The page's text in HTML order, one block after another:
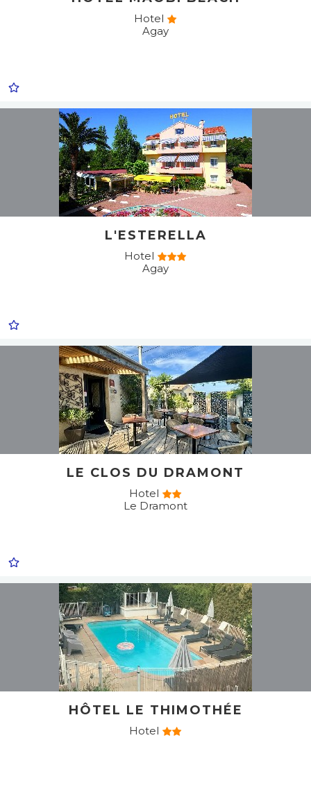
Hotel
Agay
L'ESTERELLA
Hotel
Agay
LE CLOS DU DRAMONT
Hotel
Le Dramont
HÔTEL LE THIMOTHÉE
Hotel